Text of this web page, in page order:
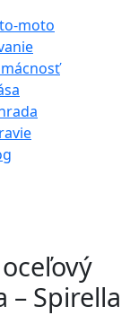
moto
– Spirella